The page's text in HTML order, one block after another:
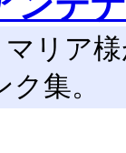
リア
集。